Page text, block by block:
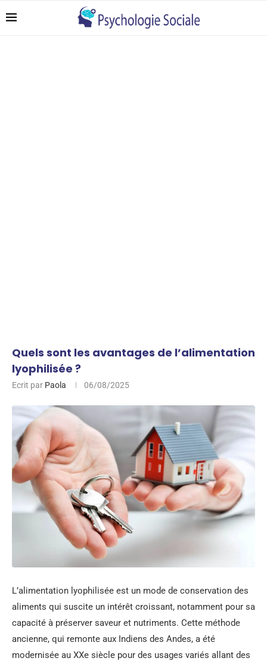
Quels sont les avantages de l’alimentation
lyophilisée ?
Ecrit par Paola 06/08/2025
L’alimentation lyophilisée est un mode de conservation des
aliments qui suscite un intérêt croissant, notamment pour sa
capacité à préserver saveur et nutriments. Cette méthode
ancienne, qui remonte aux Indiens des Andes, a été
modernisée au XXe siècle pour des usages variés allant des